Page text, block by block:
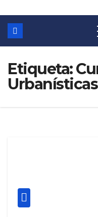
Etiqueta:
Urbanísticas